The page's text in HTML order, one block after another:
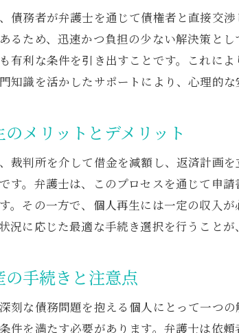
債務者が弁護士を通じて債権者と直接交
るため、迅速かつ負担の少ない解決策と
有利な条件を引き出すことです。これに
知識を活かしたサポートにより、心理的
メリットとデメリット
裁判所を介して借金を減額し、返済計画
す。弁護士は、このプロセスを通じて申
。その一方で、個人再生には一定の収入
況に応じた最適な手続き選択を行うことが
の手続きと注意点
刻な債務問題を抱える個人にとって一つ
件を満たす必要があります。弁護士は依